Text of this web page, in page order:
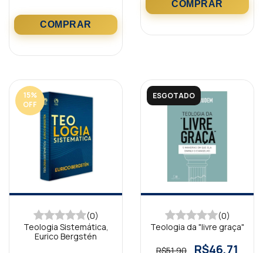
15%
OFF
(0)
Teologia Sistemática,
Eurico Bergstén
ESGOTADO
(0)
Teologia da "livre graça"
R$51,90 R$46,71